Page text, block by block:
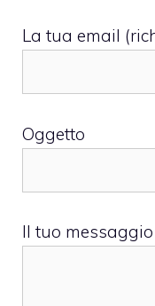
La tua email
Oggetto
Il tuo messaggio